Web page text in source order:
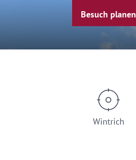
Besuch planen
Wintrich